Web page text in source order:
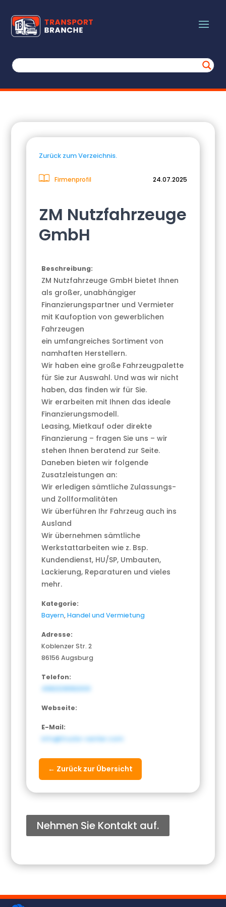
Zurück zum Verzeichnis.
Firmenprofil 24.07.2025
ZM Nutzfahrzeuge
GmbH
Beschreibung:
ZM Nutzfahrzeuge GmbH bietet Ihnen
als großer, unabhängiger
Finanzierungspartner und Vermieter
mit Kaufoption von gewerblichen
Fahrzeugen
ein umfangreiches Sortiment von
namhaften Herstellern.
Wir haben eine große Fahrzeugpalette
für Sie zur Auswahl. Und was wir nicht
haben, das finden wir für Sie.
Wir erarbeiten mit Ihnen das ideale
Finanzierungsmodell.
Leasing, Mietkauf oder direkte
Finanzierung – fragen Sie uns – wir
stehen Ihnen beratend zur Seite.
Daneben bieten wir folgende
Zusatzleistungen an:
Wir erledigen sämtliche Zulassungs-
und Zollformalitäten
Wir überführen Ihr Fahrzeug auch ins
Ausland
Wir übernehmen sämtliche
Werkstattarbeiten wie z. Bsp.
Kundendienst, HU/SP, Umbauten,
Lackierung, Reparaturen und vieles
mehr.
Kategorie:
Bayern,Handel und Vermietung
Adresse:
Koblenzer Str. 2
86156 Augsburg
Telefon:
49821218182000
Webseite:
E-Mail:
info@trucks-center.com
← Zurück zur Übersicht
Nehmen Sie Kontakt auf.